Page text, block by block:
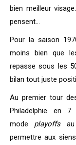
bien meilleur
pensent…
Pour la saison
moins bien que
repasse sous les
bilan tout juste
Au premier tour
Philadelphie en
mode playoffsau
permettre aux